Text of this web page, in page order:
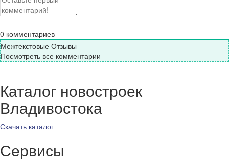
0 комментариев
Межтекстовые Отзывы
Посмотреть все комментарии
Каталог новостроек
Владивостока
Скачать каталог
Сервисы